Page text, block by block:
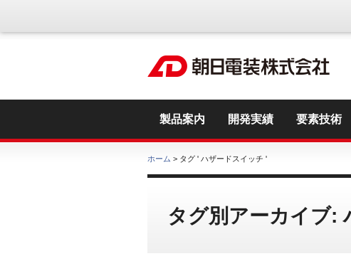
製品案内 開発実績 要素技術
ホーム > タグ ' ハザードスイッチ '
タグ別アーカイブ: